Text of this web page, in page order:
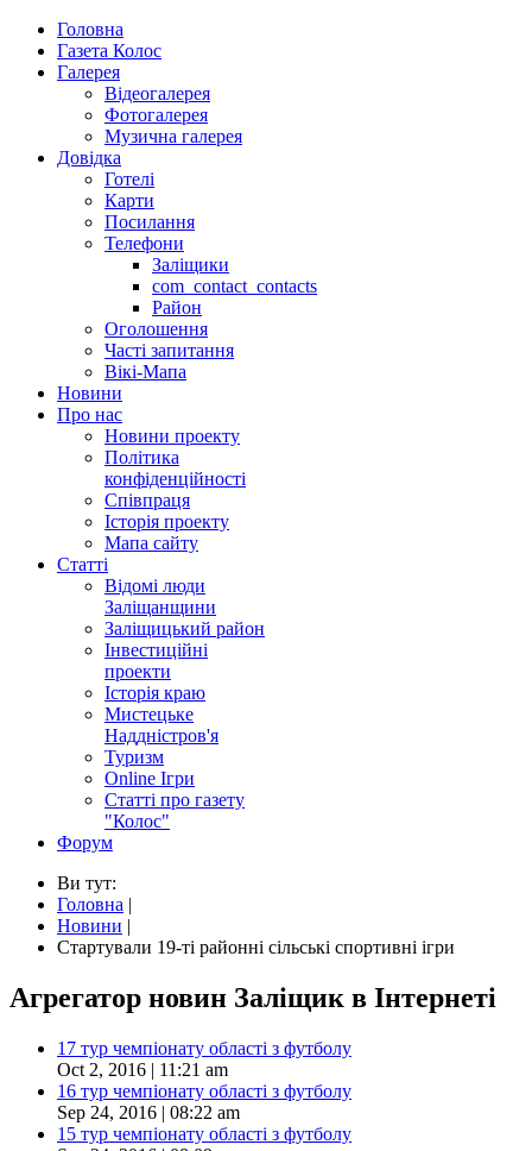
Головна
Газета Колос
Галерея
Відеогалерея
Фотогалерея
Музична галерея
Довідка
Готелі
Карти
Посилання
Телефони
Заліщики
com_contact_contacts
Район
Оголошення
Часті запитання
Вікі-Мапа
Новини
Про нас
Новини проекту
Політика
конфіденційності
Співпраця
Історія проекту
Мапа сайту
Статті
Відомі люди
Заліщанщини
Заліщицький район
Інвестиційні
проекти
Історія краю
Мистецьке
Наддністров'я
Туризм
Online Ігри
Статті про газету
"Колос"
Форум
Ви тут:
Головна |
Новини |
Стартували 19-ті районні сільські спортивні ігри
Агрегатор новин Заліщик в Інтернеті
17 тур чемпіонату області з футболу
Oct 2, 2016 | 11:21 am
16 тур чемпіонату області з футболу
Sep 24, 2016 | 08:22 am
15 тур чемпіонату області з футболу